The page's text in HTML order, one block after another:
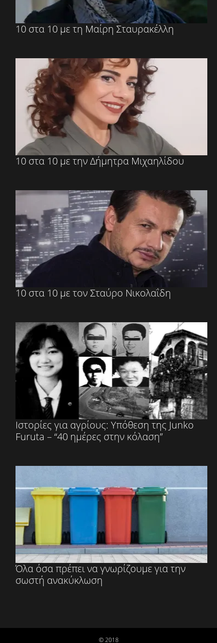
10 στα 10 με τη Μαίρη Σταυρακέλλη
10 στα 10 με την Δήμητρα Μιχαηλίδου
10 στα 10 με τον Σταύρο Νικολαΐδη
Ιστορίες για αγρίους: Υπόθεση της Junko
Furuta – “40 ημέρες στην κόλαση”
Όλα όσα πρέπει να γνωρίζουμε για την
σωστή ανακύκλωση
© 2018